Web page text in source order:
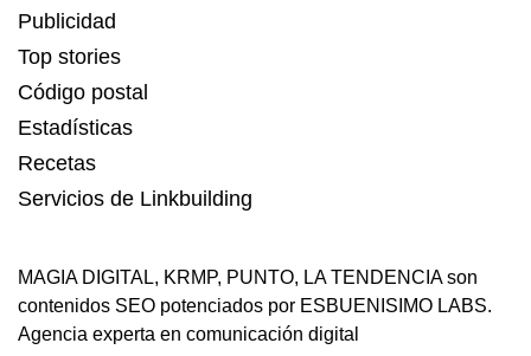
Publicidad
Top stories
Código postal
Estadísticas
Recetas
Servicios de Linkbuilding
MAGIA DIGITAL, KRMP, PUNTO, LA TENDENCIAson
contenidos SEO potenciados por ESBUENISIMO LABS.
Agencia experta en comunicación digital